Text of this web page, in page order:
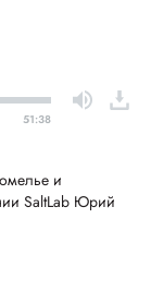
51:38
и
SaltLab Юрий